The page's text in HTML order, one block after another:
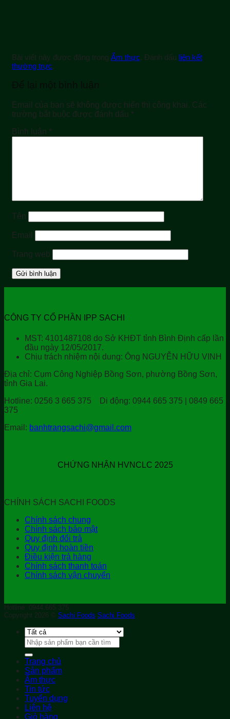
Bài viết này được đăng trong Ẩm thực. Đánh dấu liên kết
thường trực.
Để lại một bình luận
Email của bạn sẽ không được hiển thị công khai. Các
trường bắt buộc được đánh dấu *
Bình luận *
Tên
Email
Trang web
CÔNG TY CỔ PHẦN IPP SACHI
MST: 4101487108 do Sở KHĐT tỉnh Bình Định cấp lần
đầu ngày 12/05/2017.
Chịu trách nhiệm nội dung: Ông NGUYỄN HỮU VINH
Địa chỉ: Cụm Công Nghiệp Bồng Sơn, phường Bồng Sơn,
tỉnh Gia Lai.
Hotline: 0256 3 665 375 Di động: 0944 665 375 | 0849 665
375
Email: banhtrangsachi@gmail.com
CHỨNG NHẬN HVNCLC 2025
CHÍNH SÁCH SACHI FOODS
Chính sách chung
Chính sách bảo mật
Quy định đổi trả
Quy định hoàn tiền
Điều kiện trả hàng
Chính sách thanh toán
Chính sách vận chuyển
Hotline: 0944.665.375
Copyright 2026 © Sachi Foods Sachi Foods
Tìm
kiếm:
Trang chủ
Sản phẩm
Ẩm thực
Tin tức
Tuyển dụng
Liên hệ
Giỏ hàng